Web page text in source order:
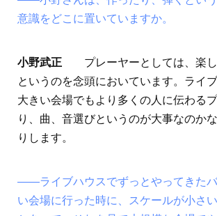
意識をどこに置いていますか。
小野武正
プレーヤーとしては、楽
というのを念頭においています。ライブ
大きい会場でもより多くの人に伝わる
り、曲、音選びというのが大事なのか
りします。
――ライブハウスでずっとやってきたバ
い会場に行った時に、スケールが小さ